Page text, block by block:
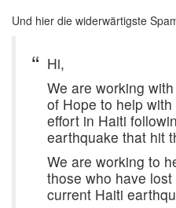
Und hier die widerwärtigste
Hi,
We are working
of Hope to help
effort in Haiti
earthquake that hit
We are working to
those who have
current Haiti